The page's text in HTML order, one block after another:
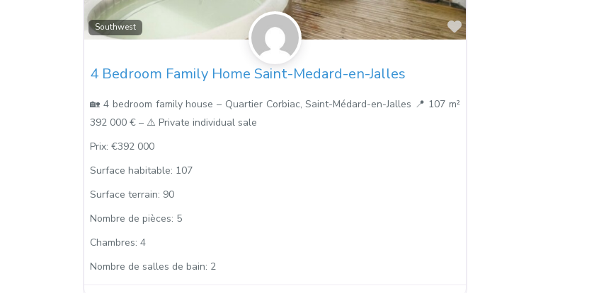
Southwest Favorite
4 Bedroom Family Home Saint-Medard-en-Jalles
🏡 4 bedroom family house – Quartier Corbiac, Saint-Médard-en-Jalles 📍 107 m²
392 000 € – ⚠️ Private individual sale
Prix: €392 000
Surface habitable: 107
Surface terrain: 90
Nombre de pièces: 5
Chambres: 4
Nombre de salles de bain: 2